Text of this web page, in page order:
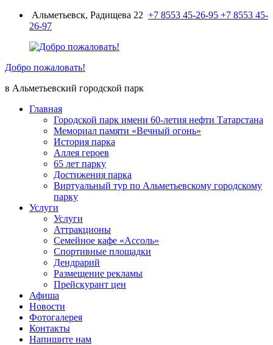
ПерейтиАльметьевск, Радищева 22 +7 8553 45-26-95 +7 8553 45-
26-97
Добро пожаловать!
в Альметьевский городской парк
Главная
Городской парк имени 60-летия нефти Татарстана
Мемориал памяти «Вечный огонь»
История парка
Аллея героев
65 лет парку
Достижения парка
Виртуальный тур по Альметьевскому городскому
парку
Услуги
Услуги
Аттракционы
Семейное кафе «Ассоль»
Спортивные площадки
Дендрарий
Размещение рекламы
Прейскурант цен
Афиша
Новости
Фотогалерея
Контакты
Напишите нам